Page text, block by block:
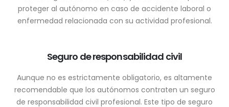
proteger al autónomo en caso de accidente laboral o
enfermedad relacionada con su actividad profesional.
Seguro de responsabilidad civil
Aunque no es estrictamente obligatorio, es altamente
recomendable que los autónomos contraten un seguro
de responsabilidad civil profesional. Este tipo de seguro